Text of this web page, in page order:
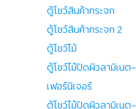
ตู้โชว์สินค้ากระจก
ตู้โชว์สินค้ากระจก 2
ตู้โชว์ไม้
ตู้โชว์ไม้ปิดผิวลามิเนต-
เฟอร์นิเจอร์
ตู้โชว์ไม้ปิดผิวลามิเนต-